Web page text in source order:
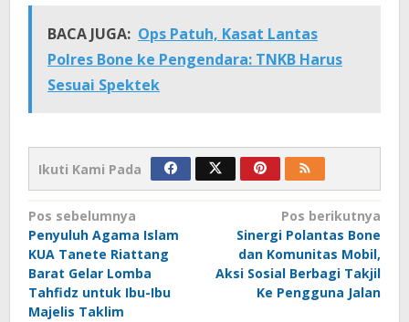
BACA JUGA: Ops Patuh, Kasat Lantas
Polres Bone ke Pengendara: TNKB Harus
Sesuai Spektek
Ikuti Kami Pada
Navigasi
pos
Pos sebelumnya
Penyuluh Agama Islam
KUA Tanete Riattang
Barat Gelar Lomba
Tahfidz untuk Ibu-Ibu
Majelis Taklim
Pos berikutnya
Sinergi Polantas Bone
dan Komunitas Mobil,
Aksi Sosial Berbagi Takjil
Ke Pengguna Jalan